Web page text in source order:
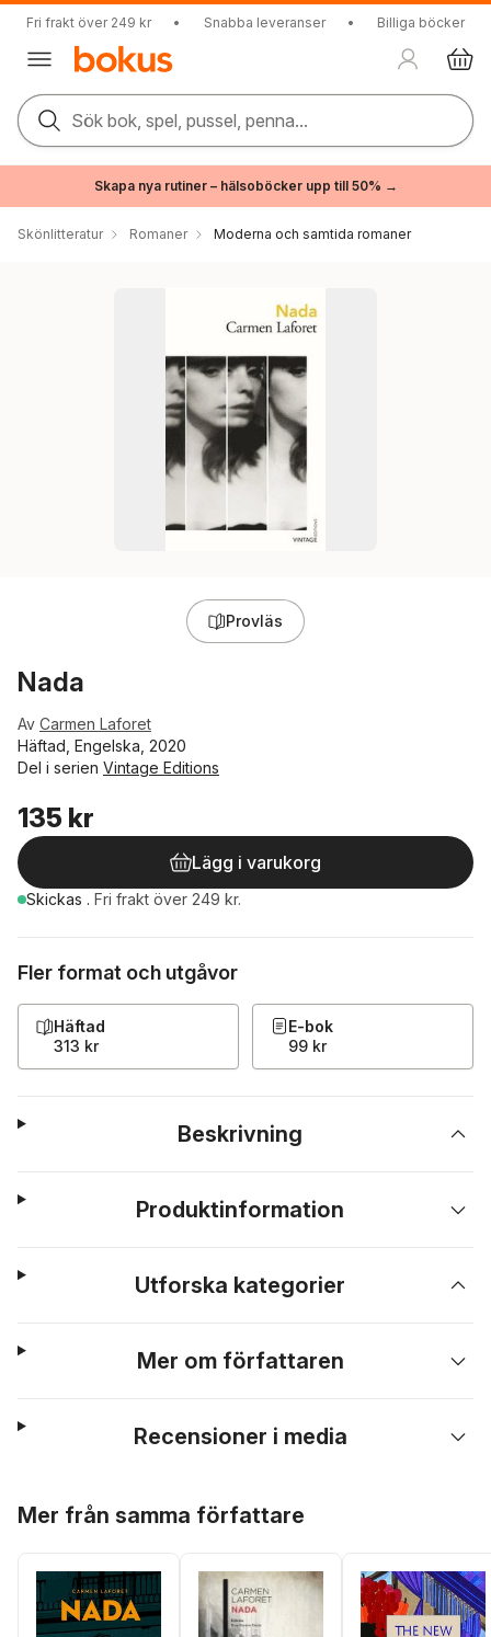
Fri frakt över 249 kr • Snabba leveranser • Billiga böcker
Sök bok, spel, pussel, penna...
Skapa nya rutiner – hälsoböcker upp till 50% →
Skönlitteratur Romaner Moderna och samtida romaner
Provläs
Nada
Av Carmen Laforet
Häftad, Engelska, 2020
Del i serien Vintage Editions
135 kr
Lägg i varukorg
Skickas . Fri frakt över 249 kr.
Fler format och utgåvor
Häftad
313 kr
E-bok
99 kr
Beskrivning
Produktinformation
Utforska kategorier
Mer om författaren
Recensioner i media
Mer från samma författare